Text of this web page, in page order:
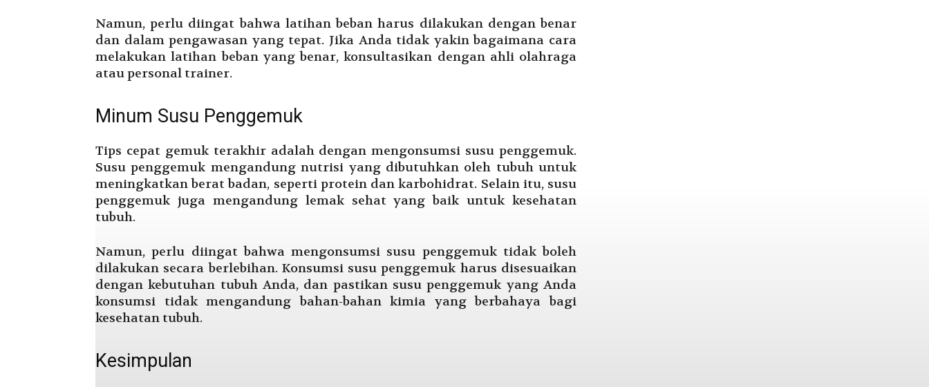
Namun, perlu diingat bahwa latihan beban harus dilakukan dengan benar
dan dalam pengawasan yang tepat. Jika Anda tidak yakin bagaimana cara
melakukan latihan beban yang benar, konsultasikan dengan ahli olahraga
atau personal trainer.
Minum Susu Penggemuk
Tips cepat gemuk terakhir adalah dengan mengonsumsi susu penggemuk.
Susu penggemuk mengandung nutrisi yang dibutuhkan oleh tubuh untuk
meningkatkan berat badan, seperti protein dan karbohidrat. Selain itu, susu
penggemuk juga mengandung lemak sehat yang baik untuk kesehatan
tubuh.
Namun, perlu diingat bahwa mengonsumsi susu penggemuk tidak boleh
dilakukan secara berlebihan. Konsumsi susu penggemuk harus disesuaikan
dengan kebutuhan tubuh Anda, dan pastikan susu penggemuk yang Anda
konsumsi tidak mengandung bahan-bahan kimia yang berbahaya bagi
kesehatan tubuh.
Kesimpulan